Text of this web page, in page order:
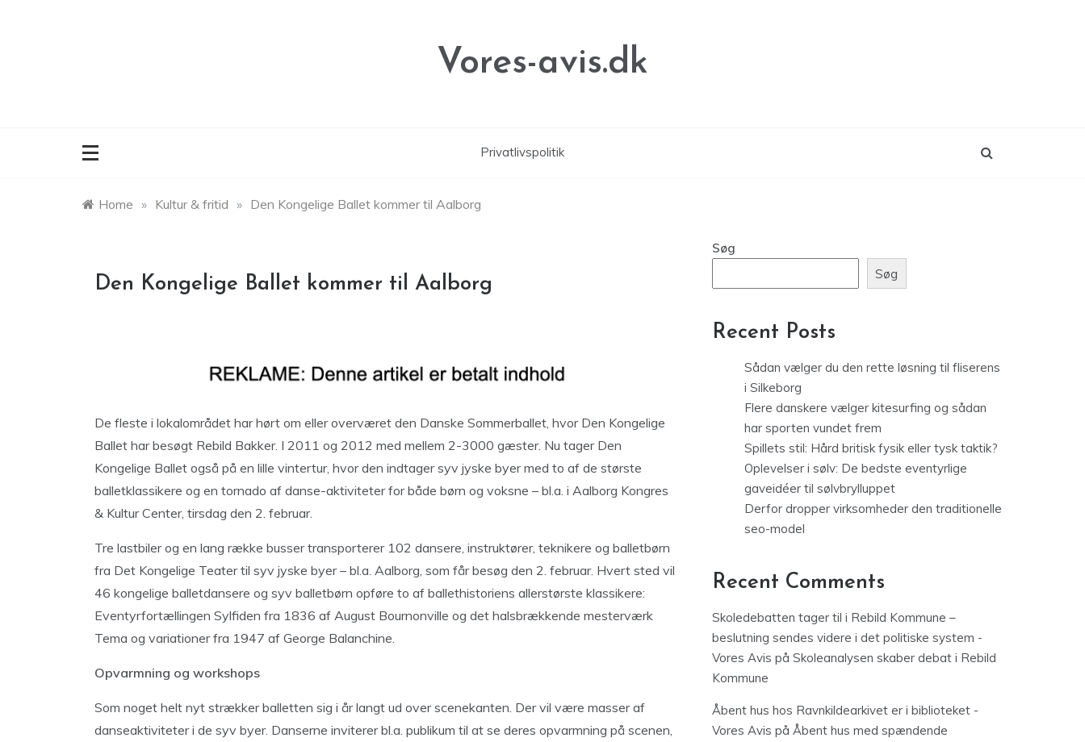
Vores-avis.dk
Privatlivspolitik
Home » Kultur & fritid » Den Kongelige Ballet kommer til Aalborg
Den Kongelige Ballet kommer til Aalborg
De fleste i lokalområdet har hørt om eller overværet den Danske Sommerballet, hvor Den Kongelige
Ballet har besøgt Rebild Bakker. I 2011 og 2012 med mellem 2-3000 gæster. Nu tager Den
Kongelige Ballet også på en lille vintertur, hvor den indtager syv jyske byer med to af de største
balletklassikere og en tornado af danse-aktiviteter for både børn og voksne – bl.a. i Aalborg Kongres
& Kultur Center, tirsdag den 2. februar.
Tre lastbiler og en lang række busser transporterer 102 dansere, instruktører, teknikere og balletbørn
fra Det Kongelige Teater til syv jyske byer – bl.a. Aalborg, som får besøg den 2. februar. Hvert sted vil
46 kongelige balletdansere og syv balletbørn opføre to af ballethistoriens allerstørste klassikere:
Eventyrfortællingen Sylfiden fra 1836 af August Bournonville og det halsbrækkende mesterværk
Tema og variationer fra 1947 af George Balanchine.
Opvarmning og workshops
Som noget helt nyt strækker balletten sig i år langt ud over scenekanten. Der vil være masser af
danseaktiviteter i de syv byer. Danserne inviterer bl.a. publikum til at se deres opvarmning på scenen,
Søg
Søg
Recent Posts
Sådan vælger du den rette løsning til fliserens
i Silkeborg
Flere danskere vælger kitesurfing og sådan
har sporten vundet frem
Spillets stil: Hård britisk fysik eller tysk taktik?
Oplevelser i sølv: De bedste eventyrlige
gaveidéer til sølvbrylluppet
Derfor dropper virksomheder den traditionelle
seo-model
Recent Comments
Skoledebatten tager til i Rebild Kommune –
beslutning sendes videre i det politiske system -
Vores Avis på Skoleanalysen skaber debat i Rebild
Kommune
Åbent hus hos Ravnkildearkivet er i biblioteket -
Vores Avis på Åbent hus med spændende